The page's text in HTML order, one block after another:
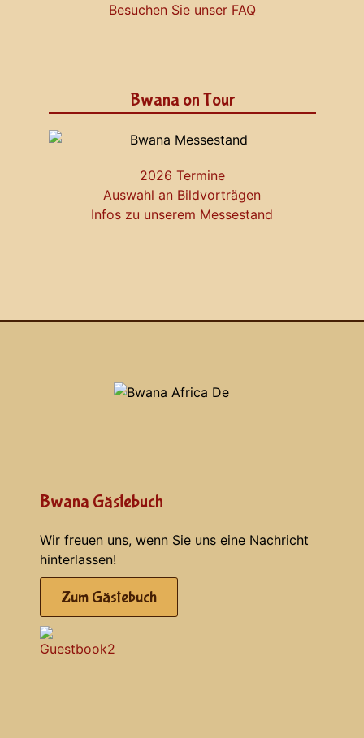
Besuchen Sie unser FAQ
Bwana on Tour
2026 Termine
Auswahl an Bildvorträgen
Infos zu unserem Messestand
Bwana Gästebuch
Wir freuen uns, wenn Sie uns eine Nachricht
hinterlassen!
Zum Gästebuch